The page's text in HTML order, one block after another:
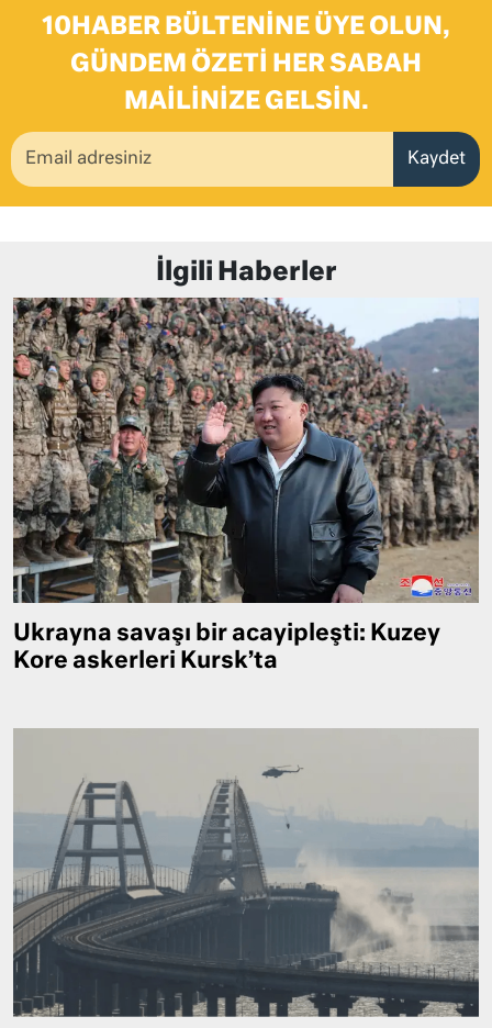
10HABER BÜLTENINE ÜYE OLUN,
GÜNDEM ÖZETI HER SABAH
MAILINIZE GELSIN.
Kaydet
İlgili Haberler
Ukrayna savaşı bir acayipleşti: Kuzey
Kore askerleri Kursk’ta